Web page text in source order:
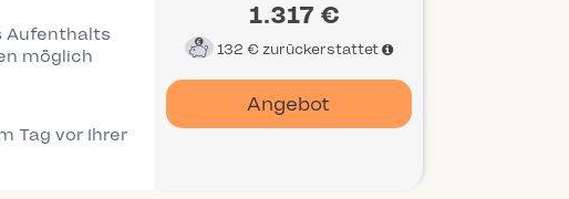
Aufenthalts
möglich
Tag vor Ihrer
1.317 €
132 € zurückerstattet
Angebot